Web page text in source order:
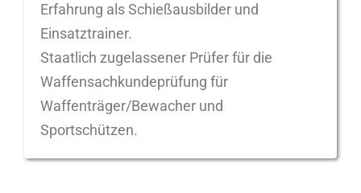
Erfahrung als Schießausbilder und
Einsatztrainer.
Staatlich zugelassener Prüfer für die
Waffensachkundeprüfung für
Waffenträger/Bewacher und
Sportschützen.